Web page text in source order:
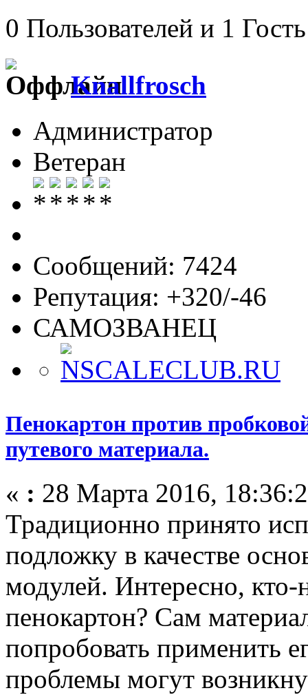
0 Пользователей и 1
Knallfrosch
Администратор
Ветеран
Сообщений: 7424
Репутация: +320/-46
САМОЗВАНЕЦ
Пенокартон против
путевого материала.
« : 28 Марта 2016,
Традиционно принято
подложку в качестве
модулей. Интересно, кто-
пенокартон? Сам
попробовать применить
проблемы могут